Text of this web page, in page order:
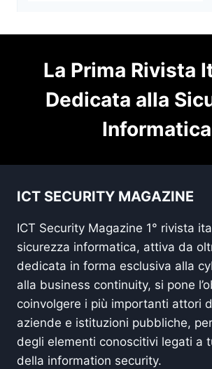
La Prima Rivista
Dedicata alla
Informatica
ICT SECURITY MAGAZINE
ICT Security Magazine 1° rivista
sicurezza informatica, attiva da
dedicata in forma esclusiva alla
alla business continuity, si pone
coinvolgere i più importanti attori
aziende e istituzioni pubbliche,
degli elementi conoscitivi legati a
della information security.